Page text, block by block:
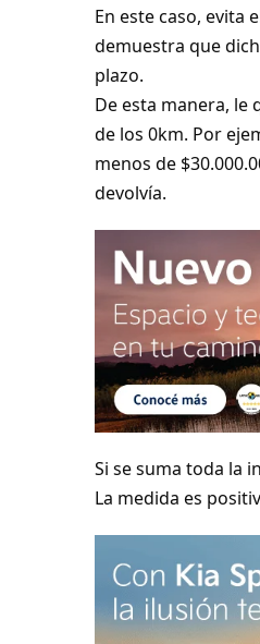
En este caso, evita
demuestra que
plazo.
De esta manera, le
de los 0km. Por
menos de
devolvía.
Si se suma toda la
La medida es